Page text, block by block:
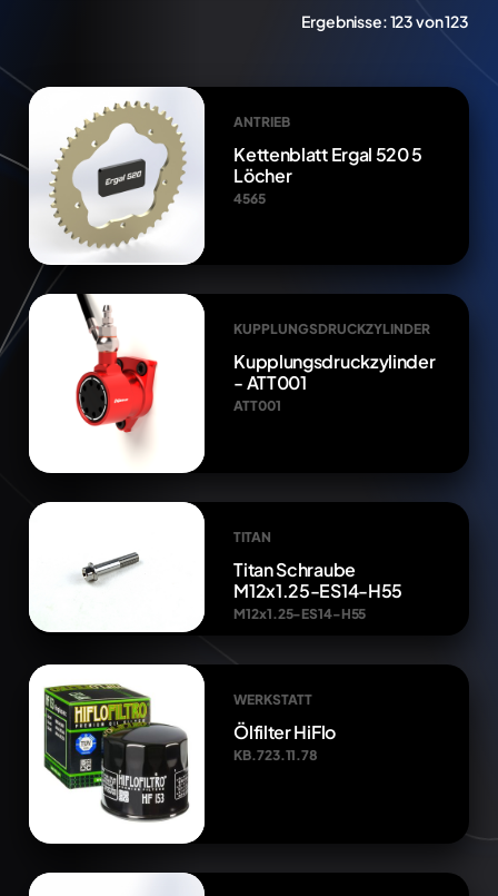
Ergebnisse:123 von 123
ANTRIEB
Kettenblatt Ergal 520 5
Löcher
4565
KUPPLUNGSDRUCKZYLINDER
Kupplungsdruckzylinder
- ATT001
ATT001
TITAN
Titan Schraube
M12x1.25-ES14-H55
M12x1.25-ES14-H55
WERKSTATT
Ölfilter HiFlo
KB.723.11.78